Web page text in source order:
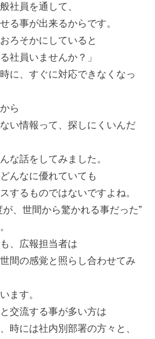
社員を通して、
る事が出来るからです。
ろそかにしていると
社員いませんか？」
に、すぐに対応できなくなっ
ら
い情報って、探しにくいんだ
な話をしてみました。
んなに優れていても
するものではないですよね。
、世間から驚かれる事だった”
、広報担当者は
間の感覚と照らし合わせてみ
ます。
交流する事が多い方は
時には社内別部署の方々と、